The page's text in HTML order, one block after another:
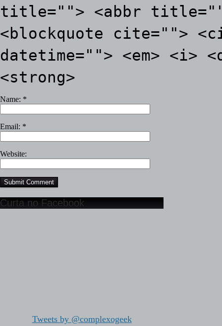
title=""> <abbr
<blockquote cite="">
datetime=""> <em> <i>
<strong>
Name: *
Email: *
Website:
Curta no Facebook
Tweets by @complexogeek